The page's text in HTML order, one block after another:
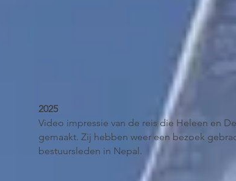
2025
Video impressie van de reis die Heleen en
gemaakt. Zij hebben weer een bezoek
bestuursleden in Nepal.